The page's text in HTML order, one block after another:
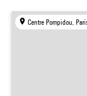
Centre Pompidou,